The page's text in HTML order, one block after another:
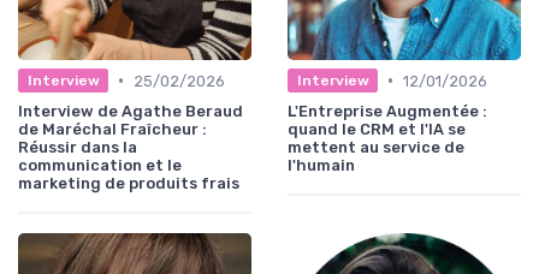
Interview •
25/02/2026
Interview de Agathe Beraud
de Maréchal Fraîcheur :
Réussir dans la
communication et le
marketing de produits frais
Interview • 12/01/2026
L'Entreprise Augmentée :
quand le CRM et l'IA se
mettent au service de
l'humain